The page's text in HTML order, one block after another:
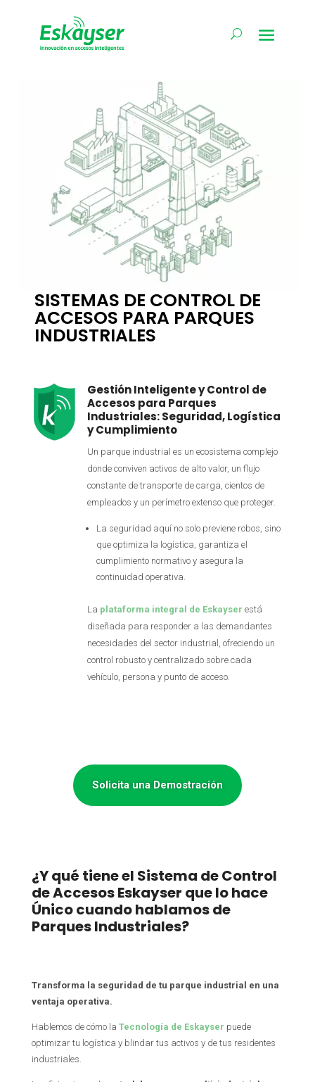
Solicita una Demostración
SISTEMAS DE CONTROL DE
ACCESOS PARA PARQUES
INDUSTRIALES
Gestión Inteligente y Control de
Accesos para Parques
Industriales: Seguridad, Logística
y Cumplimiento
Un parque industrial es un ecosistema complejo
donde conviven activos de alto valor, un flujo
constante de transporte de carga, cientos de
empleados y un perímetro extenso que proteger.
La seguridad aquí no solo previene robos, sino
que optimiza la logística, garantiza el
cumplimiento normativo y asegura la
continuidad operativa.
La plataforma integral de Eskayser está
diseñada para responder a las demandantes
necesidades del sector industrial, ofreciendo un
control robusto y centralizado sobre cada
vehículo, persona y punto de acceso.
¿Y qué tiene el Sistema de Control
de Accesos Eskayser que lo hace
Único cuando hablamos de
Parques Industriales?
Transforma la seguridad de tu parque industrial en una
ventaja operativa.
Hablemos de cómo la Tecnología de Eskayser puede
optimizar tu logística y blindar tus activos y de tus residentes
industriales.